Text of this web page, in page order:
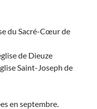
du Sacré-Cœur de
de Dieuze
Saint-Joseph de
en septembre.